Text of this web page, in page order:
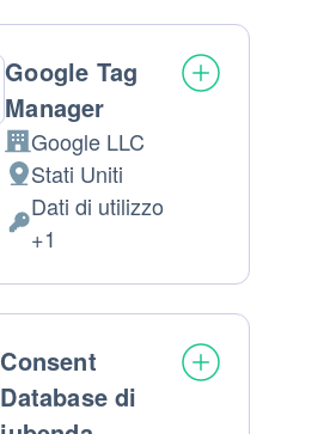
Google Tag
Manager
Azienda:
Google LLC
Luogo del trattamento:
Stati Uniti
Dati Personali trattati:
Dati di utilizzo
+1
Consent
Database di